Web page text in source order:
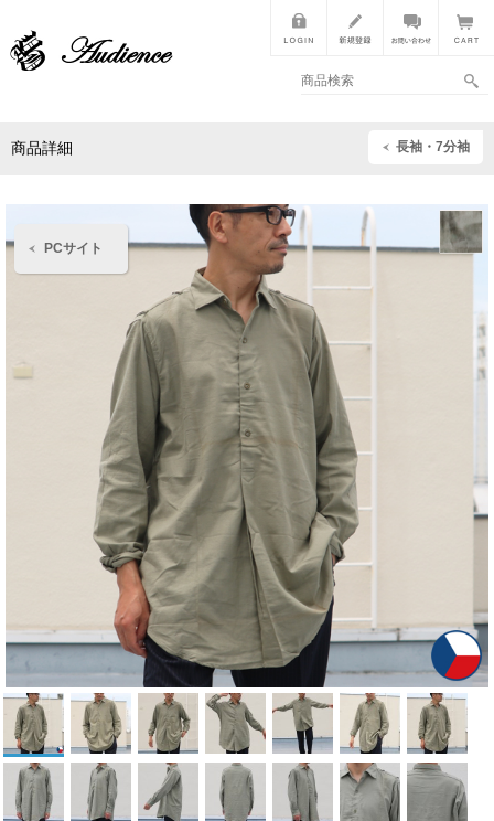
PCサイト
商品詳細 長袖・7分袖